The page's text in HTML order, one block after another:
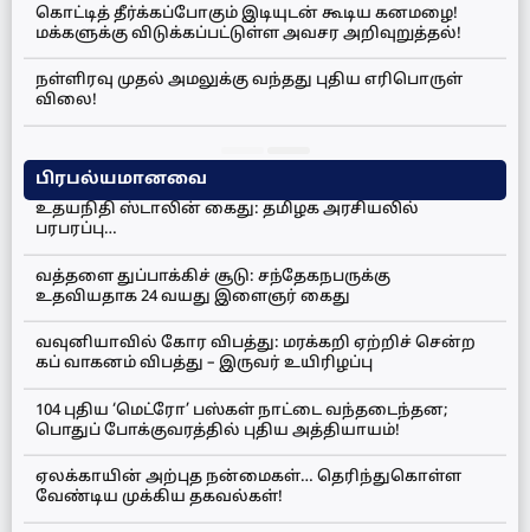
கொட்டித் தீர்க்கப்போகும் இடியுடன் கூடிய கனமழை!
மக்களுக்கு விடுக்கப்பட்டுள்ள அவசர அறிவுறுத்தல்!
நள்ளிரவு முதல் அமலுக்கு வந்தது புதிய எரிபொருள்
விலை!
பிரபல்யமானவை
உதயநிதி ஸ்டாலின் கைது: தமிழக அரசியலில்
பரபரப்பு…
வத்தளை துப்பாக்கிச் சூடு: சந்தேகநபருக்கு
உதவியதாக 24 வயது இளைஞர் கைது
வவுனியாவில் கோர விபத்து: மரக்கறி ஏற்றிச் சென்ற
கப் வாகனம் விபத்து – இருவர் உயிரிழப்பு
104 புதிய ‘மெட்ரோ’ பஸ்கள் நாட்டை வந்தடைந்தன;
பொதுப் போக்குவரத்தில் புதிய அத்தியாயம்!
ஏலக்காயின் அற்புத நன்மைகள்… தெரிந்துகொள்ள
வேண்டிய முக்கிய தகவல்கள்!